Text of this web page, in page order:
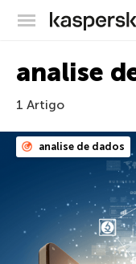
analise
1 Artigo
analise de dados